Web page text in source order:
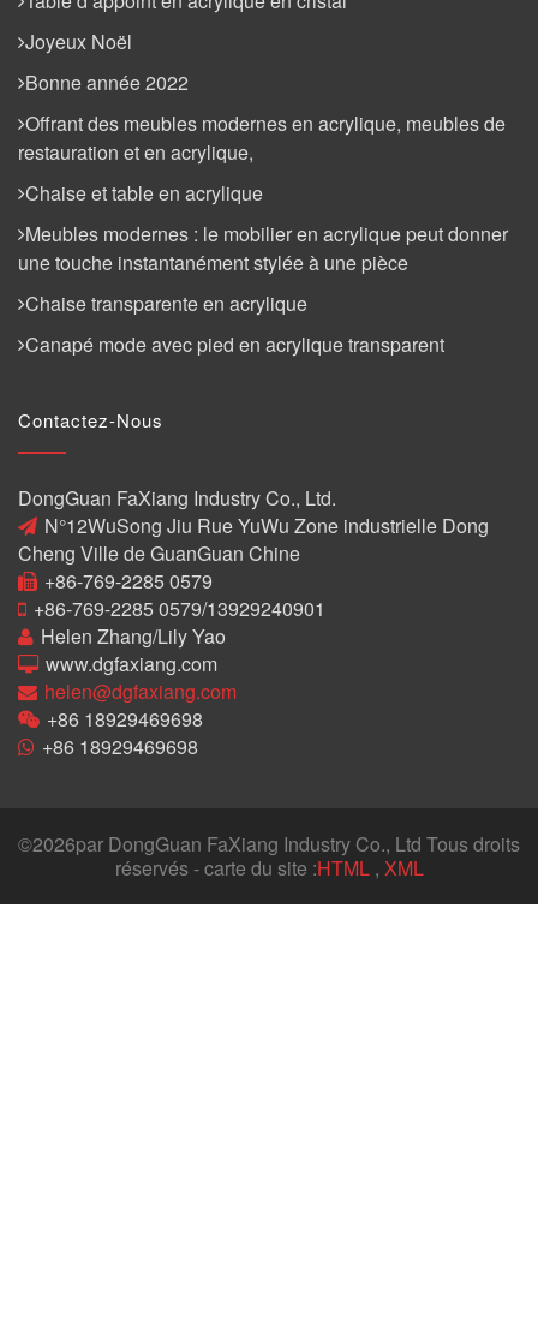
Joyeux Noël
Bonne année 2022
Offrant des meubles modernes en acrylique, meubles de
restauration et en acrylique,
Chaise et table en acrylique
Meubles modernes : le mobilier en acrylique peut donner
une touche instantanément stylée à une pièce
Chaise transparente en acrylique
Canapé mode avec pied en acrylique transparent
Contactez-Nous
DongGuan FaXiang Industry Co., Ltd.
N°12WuSong Jiu Rue YuWu Zone industrielle Dong
Cheng Ville de GuanGuan Chine
+86-769-2285 0579
+86-769-2285 0579/13929240901
Helen Zhang/Lily Yao
www.dgfaxiang.com
helen@dgfaxiang.com
+86 18929469698
+86 18929469698
©2026par DongGuan FaXiang Industry Co., Ltd Tous droits
réservés - carte du site :HTML, XML